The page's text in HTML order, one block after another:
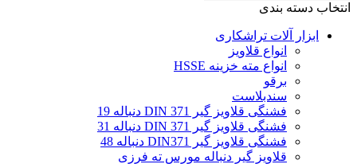
انتخاب دسته بندی
ابزار آلات تراشکاری
انواع قلاویز
انواع مته خزینه HSSE
برقو
سندبلاست
فشنگی قلاویز گیر DIN 371 دنباله 19
فشنگی قلاویز گیر DIN 371 دنباله 31
فشنگی قلاویز گیر DIN371 دنباله 48
قلاویز گیر دنباله مورس ته فرزی